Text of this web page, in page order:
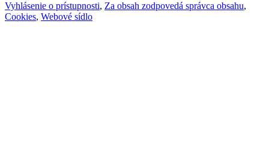
Vyhlásenie o prístupnosti, Za obsah zodpovedá správca obsahu,
Cookies, Webové sídlo